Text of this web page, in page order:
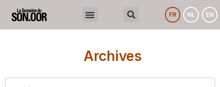
FR NL EN
Archives